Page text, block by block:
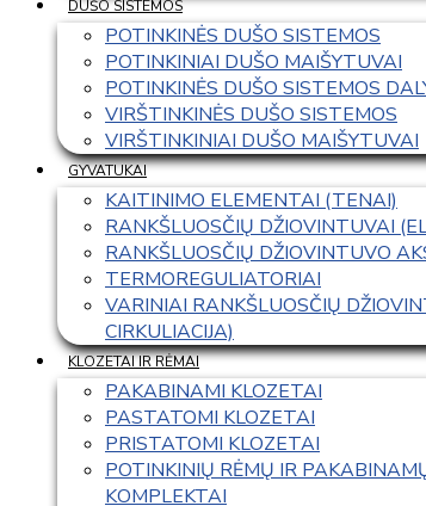
DUŠO SISTEMOS
POTINKINĖS DUŠO SISTEMOS
POTINKINIAI DUŠO MAIŠYTUVAI
POTINKINĖS DUŠO SISTEMOS
VIRŠTINKINĖS DUŠO SISTEMOS
VIRŠTINKINIAI DUŠO MAIŠYTUVAI
GYVATUKAI
KAITINIMO ELEMENTAI (TENAI)
RANKŠLUOSČIŲ DŽIOVINTUVAI
RANKŠLUOSČIŲ DŽIOVINTUVO
TERMOREGULIATORIAI
VARINIAI RANKŠLUOSČIŲ
CIRKULIACIJA)
KLOZETAI IR RĖMAI
PAKABINAMI KLOZETAI
PASTATOMI KLOZETAI
PRISTATOMI KLOZETAI
POTINKINIŲ RĖMŲ IR
KOMPLEKTAI